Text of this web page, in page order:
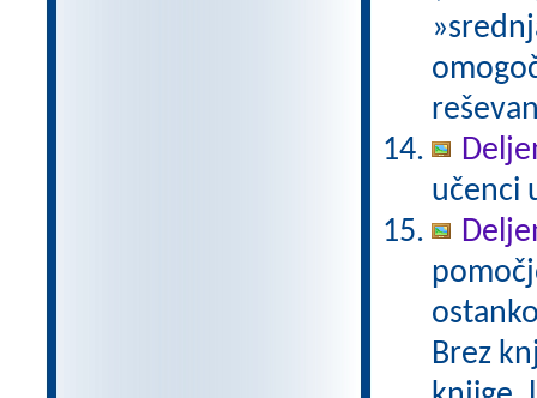
učenci
Brez